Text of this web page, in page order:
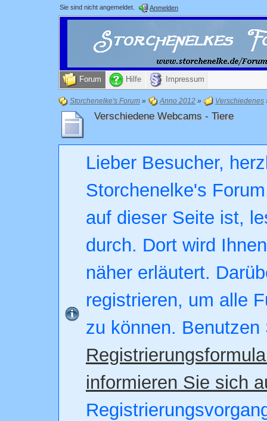
Sie sind nicht angemeldet. Anmelden
Forum Hilfe Impressum
Storchenelke's Forum » Anno 2012 » Verschiedenes
Verschiedene Webcams - Tiere
Lieber Besucher,
Storchenelke's
auf dieser Seite ist,
durch. Dort wird
näher erläutert.
registrieren, um alle
zu können. Benutzen
informieren Sie sich